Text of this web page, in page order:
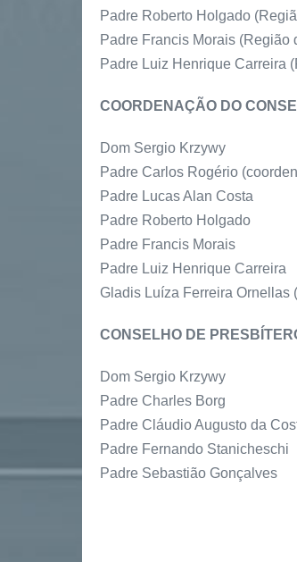
Padre Roberto Holgado
Padre Francis Morais (Região
Padre Luiz Henrique Carreira
COORDENAÇÃO DO
Dom Sergio Krzywy
Padre Carlos Rogério
Padre Lucas Alan Costa
Padre Roberto Holgado
Padre Francis Morais
Padre Luiz Henrique Carreira
Gladis Luíza Ferreira Ornellas
CONSELHO DE
Dom Sergio Krzywy
Padre Charles Borg
Padre Cláudio Augusto da
Padre Fernando Stanicheschi
Padre Sebastião Gonçalves